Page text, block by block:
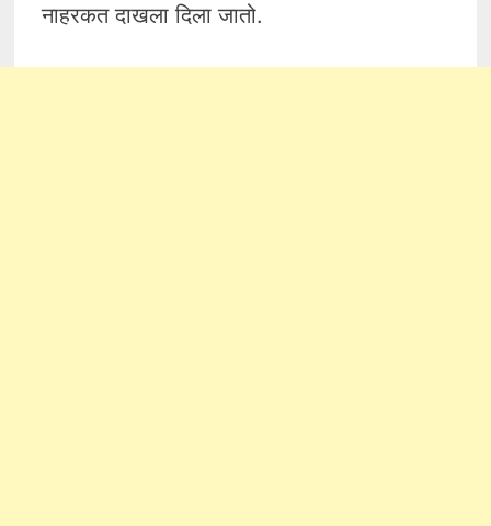
नाहरकत दाखला दिला जातो.